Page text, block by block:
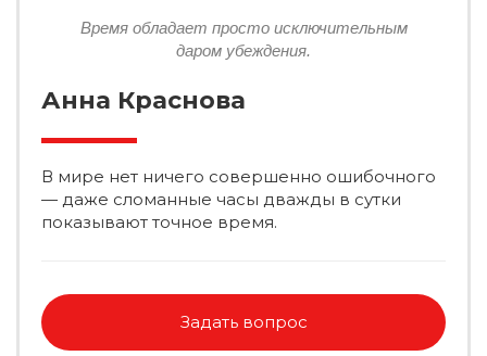
Время обладает просто исключительным
даром убеждения.
Анна Краснова
В мире нет ничего совершенно ошибочного
— даже сломанные часы дважды в сутки
показывают точное время.
Задать вопрос